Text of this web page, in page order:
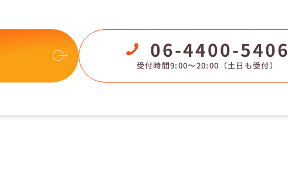
06-4400-5406
受付時間9:00〜20:00 （土日も受付）